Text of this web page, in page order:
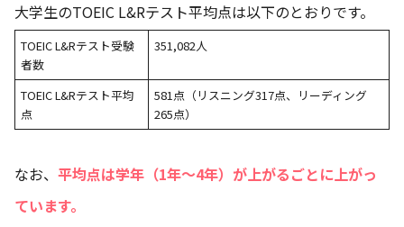
大学生のTOEIC L&Rテスト平均点は以下のとおりです。
TOEIC L&Rテスト受験
者数
351,082人
TOEIC L&Rテスト平均
点
581点（リスニング317点、リーディング
265点）
なお、 平均点は学年（1年〜4年）が上がるごとに上がっ
ています。